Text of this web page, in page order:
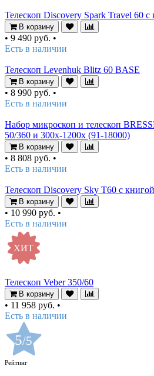
Телескоп Discovery Spark Travel 60 с
В корзину
• 9 490 руб. •
Есть в наличии
Телескоп Levenhuk Blitz 60 BASE
В корзину
• 8 990 руб. •
Есть в наличии
Набор микроскоп и телескоп
50/360 и 300x-1200x (91-18000)
В корзину
• 8 808 руб. •
Есть в наличии
Телескоп Discovery Sky T60 с книгой
В корзину
• 10 990 руб. •
Есть в наличии
ХИТ
Телескоп Veber 350/60
В корзину
• 11 958 руб. •
Есть в наличии
5/5
Рейтинг